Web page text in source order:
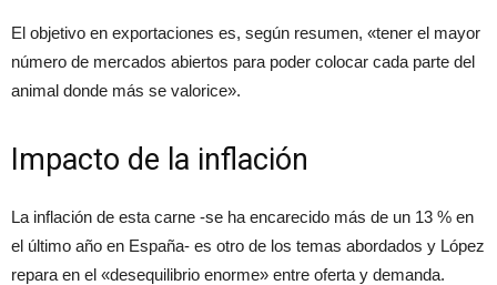
El objetivo en exportaciones es, según resumen, «tener el mayor
número de mercados abiertos para poder colocar cada parte del
animal donde más se valorice».
Impacto de la inflación
La inflación de esta carne -se ha encarecido más de un 13 % en
el último año en España- es otro de los temas abordados y López
repara en el «desequilibrio enorme» entre oferta y demanda.